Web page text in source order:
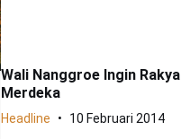
Wali Nanggroe Ingin
Merdeka
Headline 10 Februari 2014